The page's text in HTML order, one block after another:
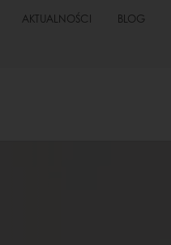
AKTUALNOŚCI BLOG